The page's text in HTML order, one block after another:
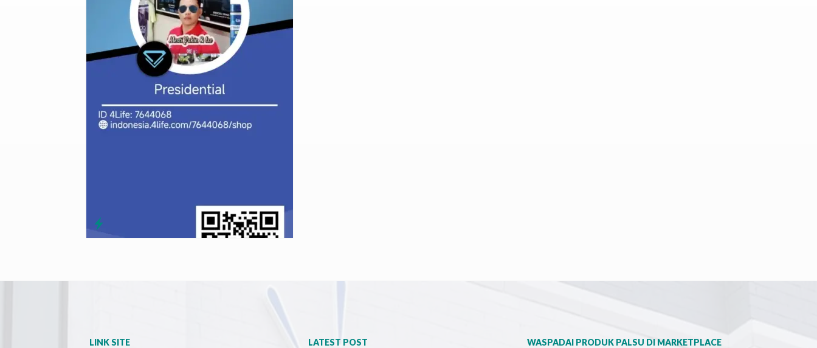
LINK SITE LATEST POST WASPADAI PRODUK PALSU DI MARKETPLACE